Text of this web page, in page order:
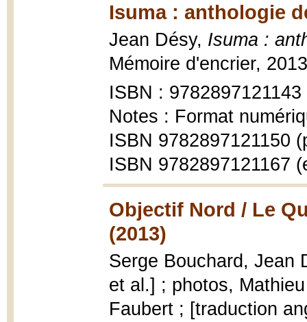
Isuma : anthologie
Jean Désy, Isuma :
Mémoire d'encrier,
ISBN : 9782897121143
Notes : Format
ISBN 9782897121150
ISBN 9782897121167
Objectif Nord / Le
(2013)
Serge Bouchard, Jean
et al.] ; photos,
Faubert ; [traduction